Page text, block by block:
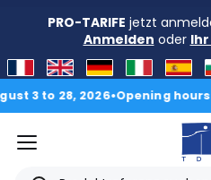
PRO-TARIFE jetzt
Anmelden oder
to 28, 2026•Opening hours:
Menü